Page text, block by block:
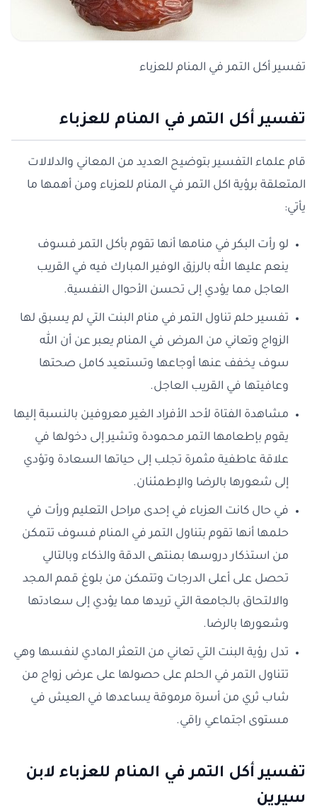
تفسير أكل التمر في المنام للعزباء
تفسير أكل التمر في المنام للعزباء
قام علماء التفسير بتوضيح العديد من المعاني والدلالات
المتعلقة برؤية اكل التمر في المنام للعزباء ومن أهمها ما
يأتي:
لو رأت البكر في منامها أنها تقوم بأكل التمر فسوف
ينعم عليها الله بالرزق الوفير المبارك فيه في القريب
العاجل مما يؤدي إلى تحسن الأحوال النفسية.
تفسير حلم تناول التمر في منام البنت التي لم يسبق لها
الزواج وتعاني من المرض في المنام يعبر عن أن الله
سوف يخفف عنها أوجاعها وتستعيد كامل صحتها
وعافيتها في القريب العاجل.
مشاهدة الفتاة لأحد الأفراد الغير معروفين بالنسبة إليها
يقوم بإطعامها التمر محمودة وتشير إلى دخولها في
علاقة عاطفية مثمرة تجلب إلى حياتها السعادة وتؤدي
إلى شعورها بالرضا والإطمئنان.
في حال كانت العزباء في إحدى مراحل التعليم ورأت في
حلمها أنها تقوم بتناول التمر في المنام فسوف تتمكن
من استذكار دروسها بمنتهى الدقة والذكاء وبالتالي
تحصل على أعلى الدرجات وتتمكن من بلوغ قمم المجد
والالتحاق بالجامعة التي تريدها مما يؤدي إلى سعادتها
وشعورها بالرضا.
تدل رؤية البنت التي تعاني من التعثر المادي لنفسها وهي
تتناول التمر في الحلم على حصولها على عرض زواج من
شاب ثري من أسرة مرموقة يساعدها في العيش في
مستوى اجتماعي راقي.
تفسير أكل التمر في المنام للعزباء لابن
سيرين